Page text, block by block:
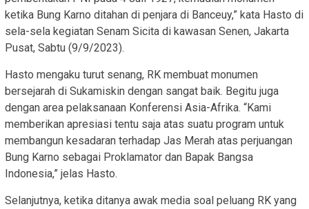
ketika Bung Karno ditahan di penjara di Banceuy,” kata Hasto di
sela-sela kegiatan Senam Sicita di kawasan Senen, Jakarta
Pusat, Sabtu (9/9/2023).
Hasto mengaku turut senang, RK membuat monumen
bersejarah di Sukamiskin dengan sangat baik. Begitu juga
dengan area pelaksanaan Konferensi Asia-Afrika. “Kami
memberikan apresiasi tentu saja atas suatu program untuk
membangun kesadaran terhadap Jas Merah atas perjuangan
Bung Karno sebagai Proklamator dan Bapak Bangsa
Indonesia,” jelas Hasto.
Selanjutnya, ketika ditanya awak media soal peluang RK yang